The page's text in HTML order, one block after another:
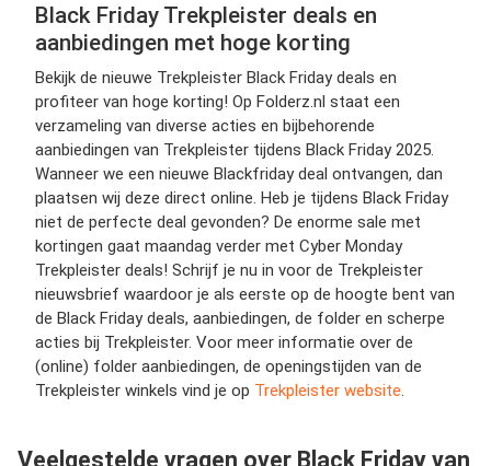
Black Friday Trekpleister deals en
aanbiedingen met hoge korting
Bekijk de nieuwe Trekpleister Black Friday deals en
profiteer van hoge korting! Op Folderz.nl staat een
verzameling van diverse acties en bijbehorende
aanbiedingen van Trekpleister tijdens Black Friday 2025.
Wanneer we een nieuwe Blackfriday deal ontvangen, dan
plaatsen wij deze direct online. Heb je tijdens Black Friday
niet de perfecte deal gevonden? De enorme sale met
kortingen gaat maandag verder met Cyber Monday
Trekpleister deals! Schrijf je nu in voor de Trekpleister
nieuwsbrief waardoor je als eerste op de hoogte bent van
de Black Friday deals, aanbiedingen, de folder en scherpe
acties bij Trekpleister. Voor meer informatie over de
(online) folder aanbiedingen, de openingstijden van de
Trekpleister winkels vind je op Trekpleister website.
Veelgestelde vragen over Black Friday van